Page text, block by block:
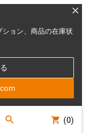
ョン、商品の在庫状
(0)